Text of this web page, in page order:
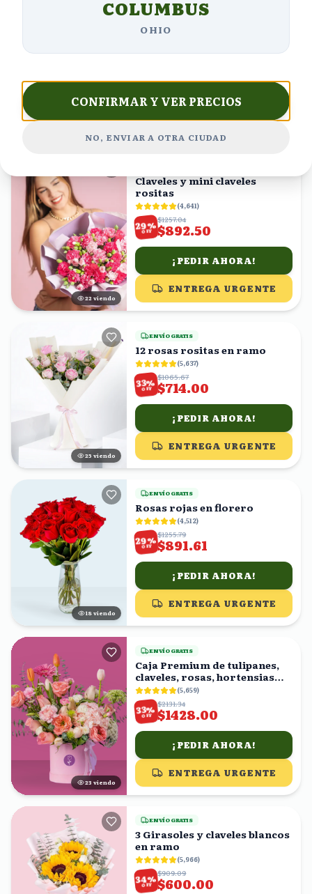
Orquídea Blanca en Maceta
33%
ENTREGA URGENTE
23 viendo
Claveles y mini claveles
rositas
(4,641)
29%
OFF
$1257.04
$892.50
¡PEDIR AHORA!
ENTREGA URGENTE
24 viendo
ENVÍO GRATIS
12 rosas rositas en ramo
(5,637)
33%
OFF
$1065.67
$714.00
¡PEDIR AHORA!
ENTREGA URGENTE
19 viendo
ENVÍO GRATIS
Rosas rojas en florero
(4,512)
29%
OFF
$1255.79
$891.61
¡PEDIR AHORA!
ENTREGA URGENTE
22 viendo
ENVÍO GRATIS
Caja Premium de tulipanes,
claveles, rosas, hortensias
rositas (5,659)
33%
OFF
$2131.34
$1428.00
¡PEDIR AHORA!
ENTREGA URGENTE
ENVÍO GRATIS
3 Girasoles y claveles blancos
en ramo
(5,966)
34%
OFF
$909.09
$600.00
COLUMBUS
OHIO
CONFIRMAR Y VER PRECIOS
NO, ENVIAR A OTRA CIUDAD